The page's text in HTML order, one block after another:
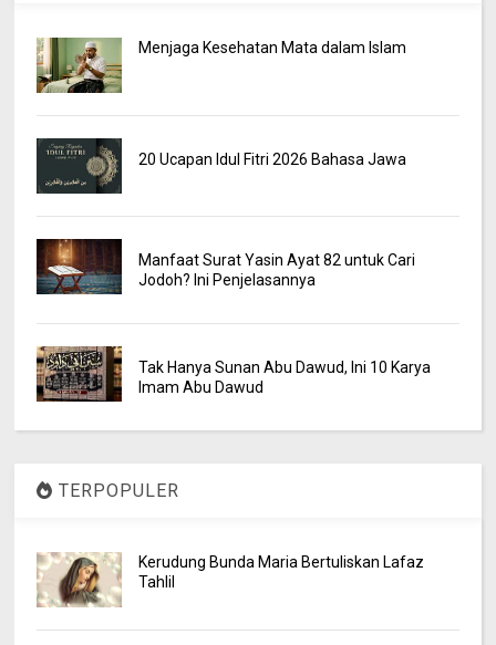
Menjaga Kesehatan Mata dalam Islam
20 Ucapan Idul Fitri 2026 Bahasa Jawa
Manfaat Surat Yasin Ayat 82 untuk Cari
Jodoh? Ini Penjelasannya
Tak Hanya Sunan Abu Dawud, Ini 10 Karya
Imam Abu Dawud
TERPOPULER
Kerudung Bunda Maria Bertuliskan Lafaz
Tahlil